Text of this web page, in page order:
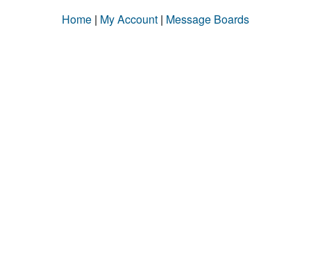
Home | My Account | Message Boards